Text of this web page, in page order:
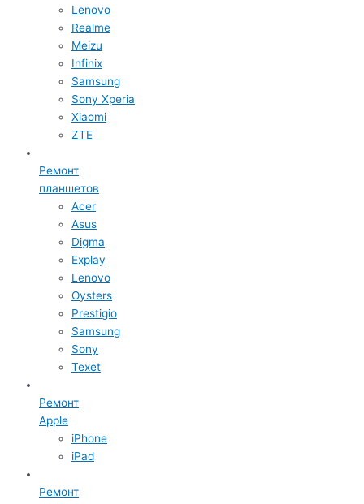
Lenovo
Realme
Meizu
Infinix
Samsung
Sony Xperia
Xiaomi
ZTE
Ремонт
планшетов
Acer
Asus
Digma
Explay
Lenovo
Oysters
Prestigio
Samsung
Sony
Texet
Ремонт
Apple
iPhone
iPad
Ремонт